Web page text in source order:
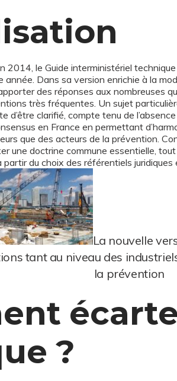
2014, le Guide interministériel
Dans sa version enrichie à la
des réponses aux nombreuses
très fréquentes. Un sujet
d’être clarifié, compte tenu de
en France en permettant
que des acteurs de la prévention.
une doctrine commune essentielle,
du choix des référentiels juridiques
La nouvelle
tant au niveau des
la prévention
?